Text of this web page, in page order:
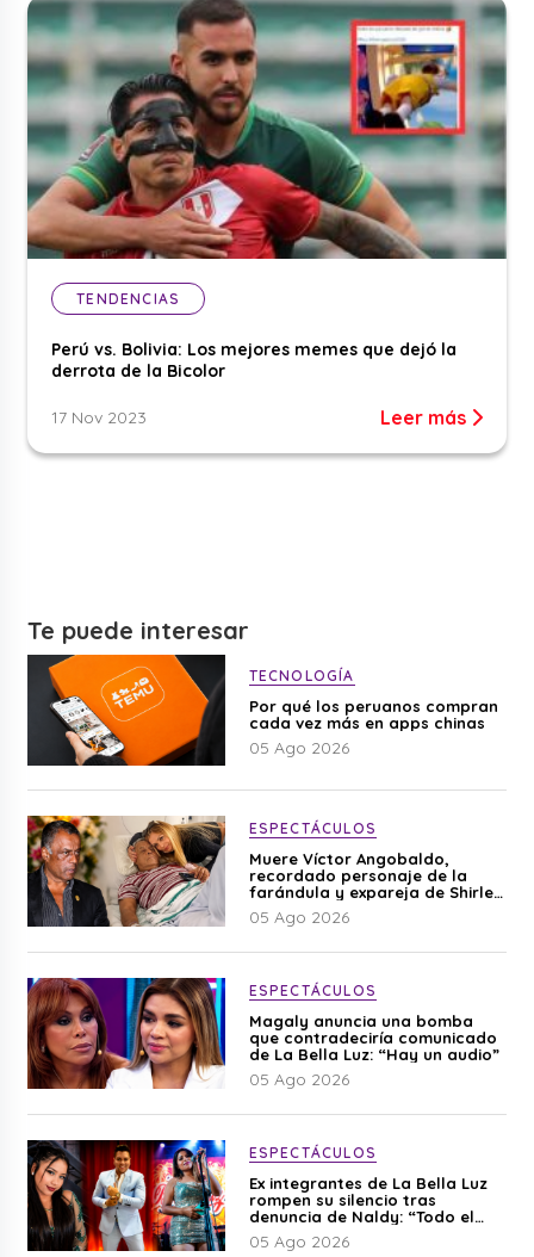
TENDENCIAS
Perú vs. Bolivia: Los mejores memes que dejó la
derrota de la Bicolor
17 Nov 2023 Leer más
Te puede interesar
TECNOLOGÍA
Por qué los peruanos compran
cada vez más en apps chinas
05 Ago 2026
ESPECTÁCULOS
Muere Víctor Angobaldo,
recordado personaje de la
farándula y expareja de Shirley
Cherres
05 Ago 2026
ESPECTÁCULOS
Magaly anuncia una bomba
que contradeciría comunicado
de La Bella Luz: “Hay un audio”
05 Ago 2026
ESPECTÁCULOS
Ex integrantes de La Bella Luz
rompen su silencio tras
denuncia de Naldy: “Todo el
mundo lo sabía”
05 Ago 2026